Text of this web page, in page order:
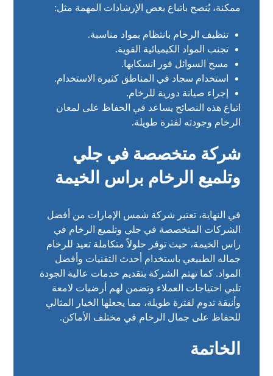
ممكنة، يُنصح باتباع بعض الإرشادات المهمة مثل:
تنظيف الرخام بانتظام بمواد مناسبة.
تجنب المواد الكيميائية القوية.
مسح السوائل فور انسكابها.
استخدام سجاد في المناطق كثيرة الاستخدام.
إجراء صيانة دورية للرخام.
اتباع هذه النصائح يساعد في الحفاظ على لمعان
الرخام وجودته لفترة طويلة.
شركة متخصصة في جلي
وتلميع الرخام براس الخيمة
في النهاية، تعتبر شركة شمس الإمارات من أفضل
الشركات المتخصصة في جلي وتلميع الرخام في
راس الخيمة، حيث توفر حلولاً متكاملة تعيد للرخام
جماله الطبيعي باستخدام أحدث التقنيات وأفضل
المواد. كما تهتم الشركة بتقديم خدمات عالية الجودة
تلبي احتياجات العملاء وتضمن لهم أرضيات لامعة
وأنيقة تدوم لفترة طويلة، مما يجعلها الخيار المثالي
للحفاظ على جمال الرخام في مختلف الأماكن.
الخاتمة